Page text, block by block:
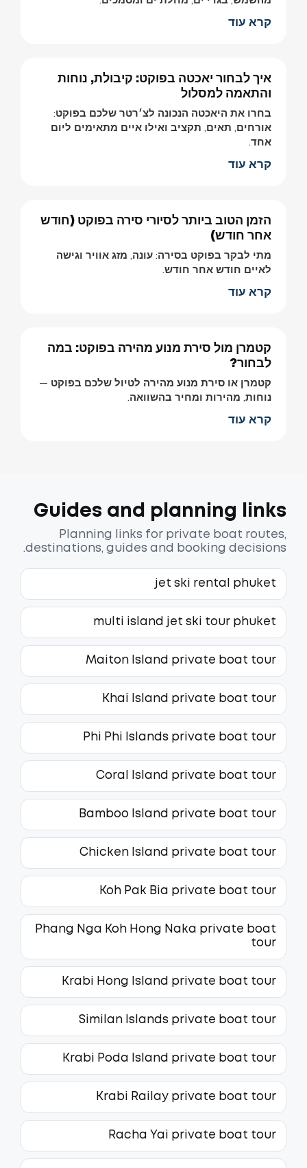
קרא עוד
איך לבחור יאכטה בפוקט: קיבולת, נוחות
והתאמה למסלול
בחרו את היאכטה הנכונה לצ׳רטר שלכם בפוקט:
אורחים, תאים, תקציב ואילו איים מתאימים ליום
אחד.
קרא עוד
הזמן הטוב ביותר לסיורי סירה בפוקט (חודש
אחר חודש)
מתי לבקר בפוקט בסירה: עונה, מזג אוויר וגישה
לאיים חודש אחר חודש.
קרא עוד
קטמרן מול סירת מנוע מהירה בפוקט: במה
לבחור?
קטמרן או סירת מנוע מהירה לטיול שלכם בפוקט —
נוחות, מהירות ומחיר בהשוואה.
קרא עוד
Guides and planning links
Planning links for private boat routes,
destinations, guides and booking decisions.
jet ski rental phuket
multi island jet ski tour phuket
Maiton Island private boat tour
Khai Island private boat tour
Phi Phi Islands private boat tour
Coral Island private boat tour
Bamboo Island private boat tour
Chicken Island private boat tour
Koh Pak Bia private boat tour
Phang Nga Koh Hong Naka private boat
tour
Krabi Hong Island private boat tour
Similan Islands private boat tour
Krabi Poda Island private boat tour
Krabi Railay private boat tour
Racha Yai private boat tour